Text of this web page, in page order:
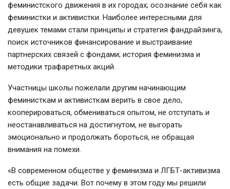
феминистского движения в их городах; осознание себя как
феминистки и активистки. Наиболее интересными для
девушек темами стали принципы и стратегия фандрайзинга,
поиск источников финансирование и выстраивание
партнерских связей с фондами; история феминизма и
методики трафаретных акций.
Участницы школы пожелали другим начинающим
феминисткам и активисткам верить в свое дело,
кооперироваться, обмениваться опытом, не отступать и
неостанавливаться на достигнутом, не выгорать
эмоционально и продолжать бороться, не обращая
внимания на помехи.
«В современном обществе у феминизма и ЛГБТ-активизма
есть общие задачи. Вот почему в этом году мы решили